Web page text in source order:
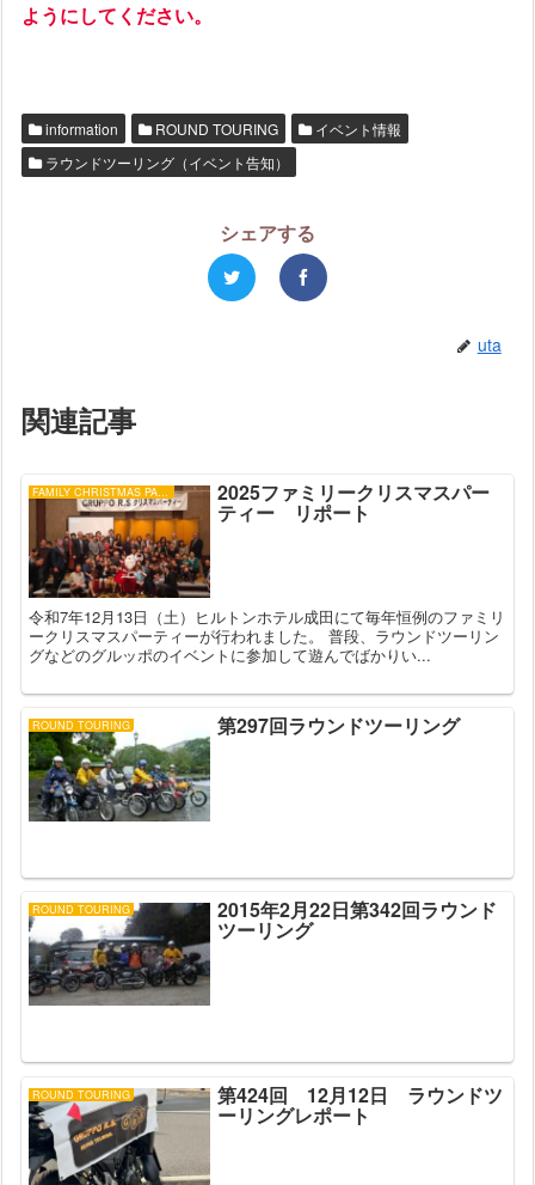
ようにしてください。
information ROUND TOURING
イベント情報
ラウンドツーリング（イベント告知）
シェアする
uta
関連記事
FAMILY CHRISTMAS PARTY 2025ファミリークリスマスパー
ティー リポート
令和7年12月13日（土）ヒルトンホテル成田にて毎年恒例のファミリ
ークリスマスパーティーが行われました。 普段、ラウンドツーリン
グなどのグルッポのイベントに参加して遊んでばかりい...
ROUND TOURING 第297回ラウンドツーリング
ROUND TOURING 2015年2月22日第342回ラウンド
ツーリング
ROUND TOURING 第424回 12月12日 ラウンドツ
ーリングレポート